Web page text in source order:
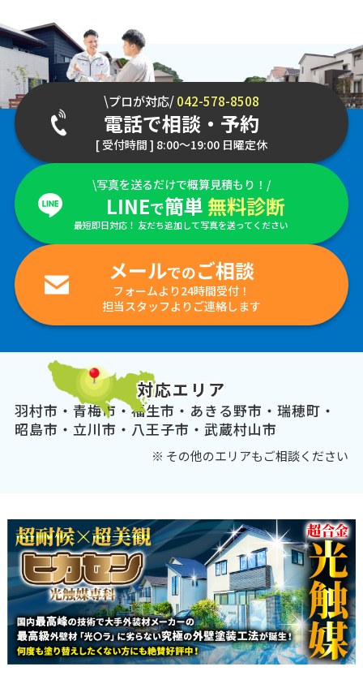
\プロが対応/042-578-8508
電話で相談・予約
[ 受付時間 ] 8:00～19:00 日曜定休
\写真を送るだけで概算見積もり！/
LINEで簡単 無料診断
最短即日対応！ 友だち追加して写真を送ってください
メールでのご相談
フォームより24時間受付！
担当スタッフよりご連絡します
対応エリア
羽村市・青梅市・福生市・あきる野市・瑞穂町・
昭島市・立川市・八王子市・武蔵村山市
※ その他のエリアもご相談ください